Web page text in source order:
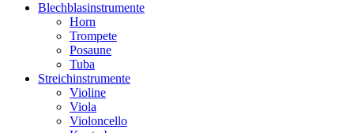
Blechblasinstrumente
Horn
Trompete
Posaune
Tuba
Streichinstrumente
Violine
Viola
Violoncello